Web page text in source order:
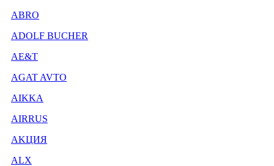
ABRO
ADOLF BUCHER
AE&T
AGAT AVTO
AIKKA
AIRRUS
AKЦИЯ
ALX